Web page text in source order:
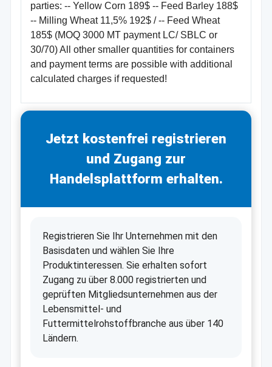
parties: -- Yellow Corn 189$ -- Feed Barley 188$
-- Milling Wheat 11,5% 192$ / -- Feed Wheat
185$ (MOQ 3000 MT payment LC/ SBLC or
30/70) All other smaller quantities for containers
and payment terms are possible with additional
calculated charges if requested!
Jetzt kostenfrei registrieren
und Zugang zur
Handelsplattform erhalten.
Registrieren Sie Ihr Unternehmen mit den
Basisdaten und wählen Sie Ihre
Produktinteressen. Sie erhalten sofort
Zugang zu über 8.000 registrierten und
geprüften Mitgliedsunternehmen aus der
Lebensmittel- und
Futtermittelrohstoffbranche aus über 140
Ländern.